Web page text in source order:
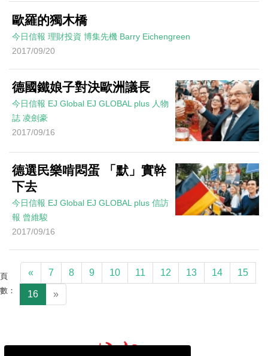
歐羅的獨木橋
今日信報 理財投資 博集先機 Barry Eichengreen
2017/09/20
德國鐵娘子對決歐洲議長
今日信報 EJ Global EJ GLOBAL plus 人物
誌 凌劍豪
2017/09/16
德選民樂啃悶蛋 「默」實幹
下去
今日信報 EJ Global EJ GLOBAL plus 信訪
報 曾維駿
2017/09/16
頁
數：
« 7 8 9 10 11 12 13 14 15
16 »